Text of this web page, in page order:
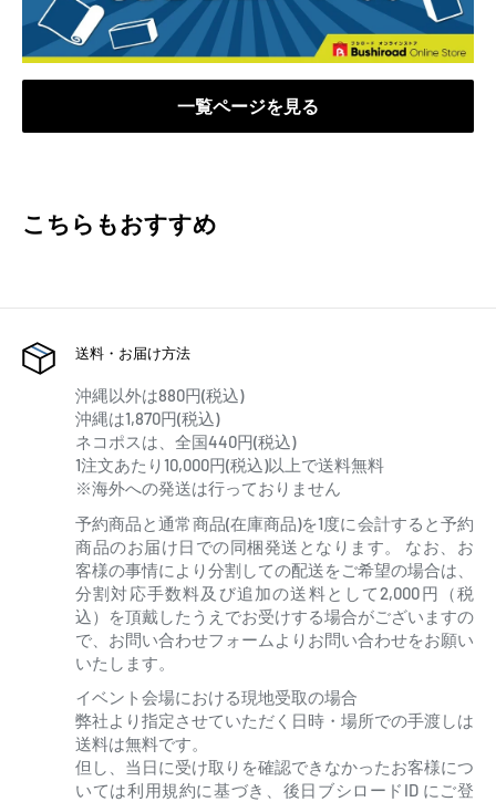
一覧ページを見る
こちらもおすすめ
送料・お届け方法
沖縄以外は880円(税込)
沖縄は1,870円(税込)
ネコポスは、全国440円(税込)
1注文あたり10,000円(税込)以上で送料無料
※海外への発送は行っておりません
予約商品と通常商品(在庫商品)を1度に会計すると予約
商品のお届け日での同梱発送となります。 なお、お
客様の事情により分割しての配送をご希望の場合は、
分割対応手数料及び追加の送料として2,000円（税
込）を頂戴したうえでお受けする場合がございますの
で、お問い合わせフォームよりお問い合わせをお願い
いたします。
イベント会場における現地受取の場合
弊社より指定させていただく日時・場所での手渡しは
送料は無料です。
但し、当日に受け取りを確認できなかったお客様につ
いては利用規約に基づき、後日ブシロードID にご登